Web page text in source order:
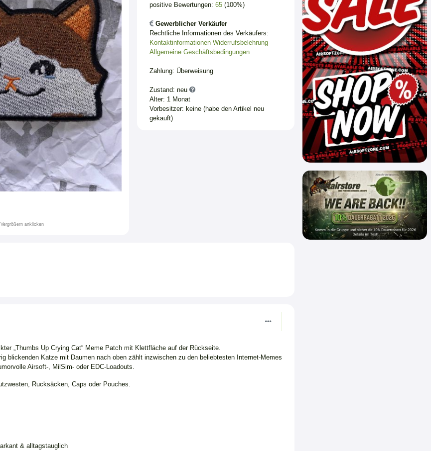
anklicken
positive Bewertungen: 65(100%)
Gewerblicher Verkäufer
Rechtliche Informationen des Verkäufers:
Kontaktinformationen Widerrufsbelehrung
Allgemeine Geschäftsbedingungen
Zahlung: Überweisung
Zustand: neu
Alter: 1 Monat
Vorbesitzer: keine (habe den Artikel neu
gekauft)
„Thumbs Up Crying Cat“ Meme Patch mit Klettfläche auf der Rückseite.
blickenden Katze mit Daumen nach oben zählt inzwischen zu den beliebtesten Internet-Memes
Airsoft-, MilSim- oder EDC-Loadouts.
Rucksäcken, Caps oder Pouches.
& alltagstauglich